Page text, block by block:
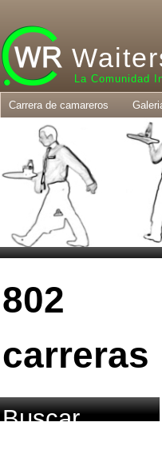
La Comunidad
Carrera de camareros
802
carreras
Buscar